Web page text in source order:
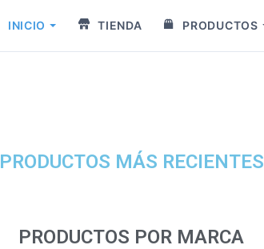
INICIO TIENDA PRODUCTOS
PRODUCTOS MÁS RECIENTES
PRODUCTOS POR MARCA